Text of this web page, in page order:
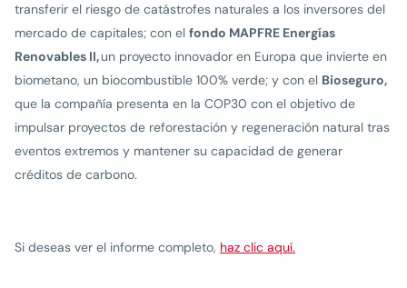
transferir el riesgo de catástrofes naturales a los inversores del
mercado de capitales; con el fondo MAPFRE Energías
Renovables II,un proyecto innovador en Europa que invierte en
biometano, un biocombustible 100% verde; y con el Bioseguro,
que la compañía presenta en la COP30 con el objetivo de
impulsar proyectos de reforestación y regeneración natural tras
eventos extremos y mantener su capacidad de generar
créditos de carbono.
Si deseas ver el informe completo, haz clic aquí.